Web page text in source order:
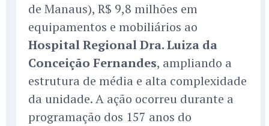
de Manaus), R$ 9,8 milhões em
equipamentos e mobiliários ao
Hospital Regional Dra. Luiza da
Conceição Fernandes, ampliando a
estrutura de média e alta complexidade
da unidade. A ação ocorreu durante a
programação dos 157 anos do